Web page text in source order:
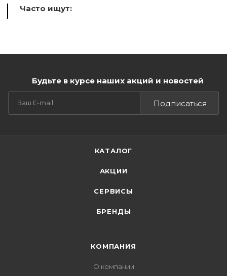
Часто ищут:
Будьте в курсе наших акций и новостей
Подписаться
КАТАЛОГ
АКЦИИ
СЕРВИСЫ
БРЕНДЫ
КОМПАНИЯ
О компании